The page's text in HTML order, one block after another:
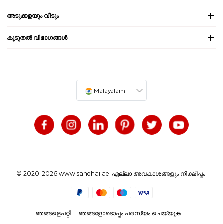
അടുക്കളയും വീടും
കൂടുതൽ വിഭാഗങ്ങൾ
Malayalam
© 2020-2026 www.sandhai.ae. എല്ലാ അവകാശങ്ങളും നിക്ഷിപ്തം.
ഞങ്ങളെപറ്റി ഞങ്ങളോടൊപ്പം പരസ്യം ചെയ്യുക